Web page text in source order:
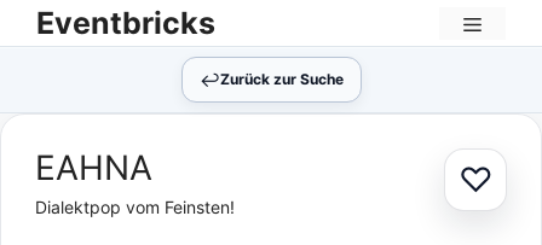
Zum
Inhalt
Eventbricks
Menü
↩︎Zurück zur Suche
♡Zur
EAHNA
Dialektpop vom Feinsten!